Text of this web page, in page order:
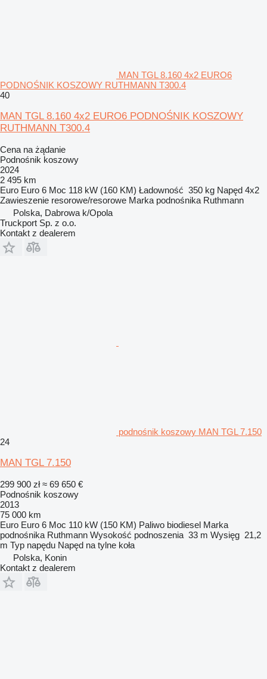
MAN TGL 8.160 4x2 EURO6
PODNOŚNIK KOSZOWY RUTHMANN T300.4
40
MAN TGL 8.160 4x2 EURO6 PODNOŚNIK KOSZOWY
RUTHMANN T300.4
Cena na żądanie
Podnośnik koszowy
2024
2 495 km
Euro Euro 6 Moc 118 kW (160 KM) Ładowność 350 kg Napęd 4x2
Zawieszenie resorowe/resorowe Marka podnośnika Ruthmann
Polska, Dabrowa k/Opola
Truckport Sp. z o.o.
Kontakt z dealerem
podnośnik koszowy MAN TGL 7.150
24
MAN TGL 7.150
299 900 zł ≈ 69 650 €
Podnośnik koszowy
2013
75 000 km
Euro Euro 6 Moc 110 kW (150 KM) Paliwo biodiesel Marka
podnośnika Ruthmann Wysokość podnoszenia 33 m Wysięg 21,2
m Typ napędu Napęd na tylne koła
Polska, Konin
Kontakt z dealerem